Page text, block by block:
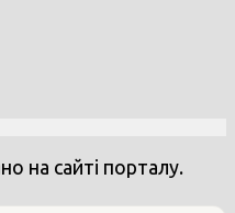
на сайті порталу.